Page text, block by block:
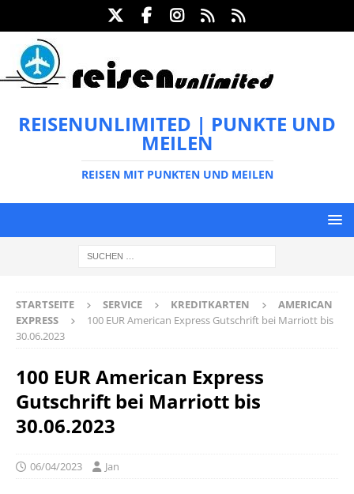
REISENUNLIMITED | PUNKTE UND
MEILEN
REISEN MIT PUNKTEN UND MEILEN
STARTSEITE SERVICE KREDITKARTEN
AMERICAN
EXPRESS
100 EUR American Express Gutschrift bei Marriott bis
30.06.2023
100 EUR American Express
Gutschrift bei Marriott bis
30.06.2023
06/04/2023 Jan